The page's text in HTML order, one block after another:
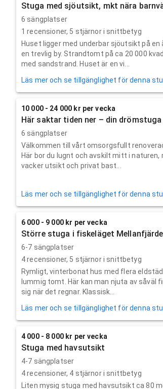
Stuga med sjöutsikt, mkt nära
6 sängplatser
1 recensioner, 5 stjärnor i snittbetyg
Huset ligger med underbar sjöutsikt på en
en trevlig by. Strandtomt på ca 20 000
med sandstrand. Huset är en vi...
Läs mer och se tillgänglighet för denna
10 000 - 24 000 kr per vecka
Här saktar tiden ner – din
6 sängplatser
Välkommen till vårt omsorgsfullt
Här bor du lugnt och avskilt mitt i
vacker utsikt och privat bast...
Läs mer och se tillgänglighet för denna
6 000 - 9 000 kr per vecka
Större stuga i fiskeläget
6-7 sängplatser
4recensioner, 5 stjärnor i snittbetyg
Rymligt, vinterbonat hus med flera
lummig tomt. Här kan man njuta av såväl
sig när det regnar. Klassisk...
Läs mer och se tillgänglighet för denna
4 000 - 8 000 kr per vecka
Stuga med havsutsikt
4-7 sängplatser
4recensioner, 4 stjärnor i snittbetyg
Liten mysig stuga med havsutsikt ca 80